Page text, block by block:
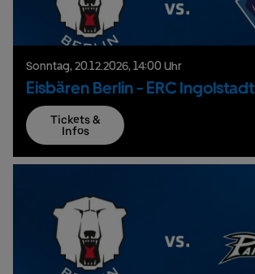
Sonntag,20.12.2026,14:00 Uhr
Eisbären Berlin - ERC Ingolstadt
Tickets &
Infos